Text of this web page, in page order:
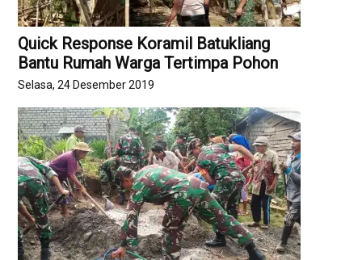
Quick Response Koramil Batukliang
Bantu Rumah Warga Tertimpa Pohon
Selasa, 24 Desember 2019